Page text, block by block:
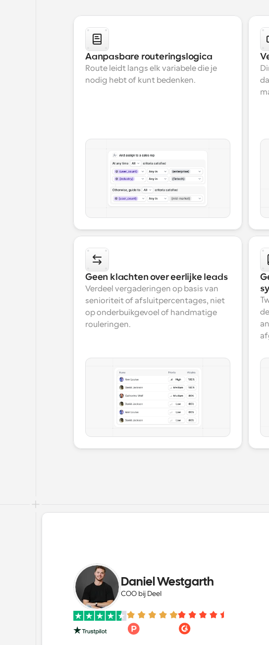
Aanpasbare routeringslogica
Route leidt langs elk variabele die je
nodig hebt of kunt bedenken.
Geen klachten over eerlijke leads
Verdeel vergaderingen op basis van
senioriteit of afsluitpercentages, niet
op onderbuikgevoel of handmatige
rouleringen.
Daniel Westgarth
COO bij Deel